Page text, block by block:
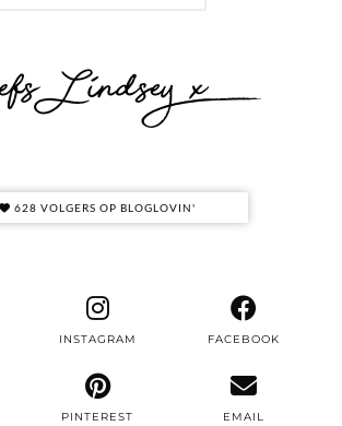
628 VOLGERS OP BLOGLOVIN'
INSTAGRAM FACEBOOK
PINTEREST EMAIL